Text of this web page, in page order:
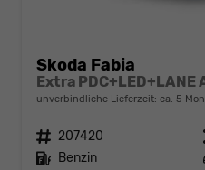
Skoda Fabia
Extra PDC+LED+LANE
unverbindliche Lieferzeit: ca. 5
Fahrzeugnr. 207420
Kraftstoff Benzin